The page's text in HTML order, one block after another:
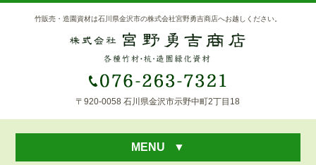
竹販売・造園資材は石川県金沢市の株式会社宮野勇吉商店へお越しください。
〒920-0058 石川県金沢市示野中町2丁目18
MENU ▼